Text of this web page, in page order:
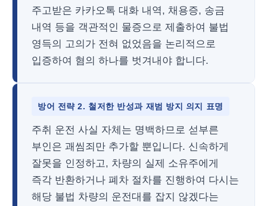
주고받은 카카오톡 대화 내역, 채용증, 송금
내역 등을 객관적인 물증으로 제출하여 불법
영득의 고의가 전혀 없었음을 논리적으로
입증하여 혐의 하나를 벗겨내야 합니다.
방어 전략 2. 철저한 반성과 재범 방지 의지 표명
주취 운전 사실 자체는 명백하므로 섣부른
부인은 괘씸죄만 추가할 뿐입니다. 신속하게
잘못을 인정하고, 차량의 실제 소유주에게
즉각 반환하거나 폐차 절차를 진행하여 다시는
해당 불법 차량의 운전대를 잡지 않겠다는